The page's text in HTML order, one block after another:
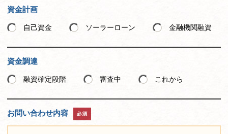
資金計画
自己資金 ソーラーローン 金融機関融資
資金調達
融資確定段階 審査中 これから
お問い合わせ内容